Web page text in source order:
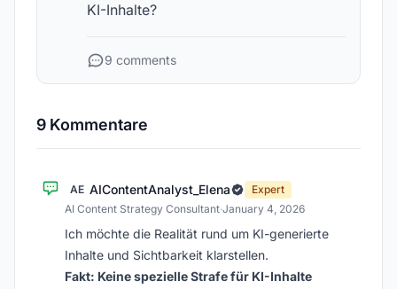
KI-Inhalte?
9 comments
9 Kommentare
AE AIContentAnalyst_Elena
Expert
AI Content Strategy Consultant·January 4, 2026
Ich möchte die Realität rund um KI-generierte
Inhalte und Sichtbarkeit klarstellen.
Fakt: Keine spezielle Strafe für KI-Inhalte